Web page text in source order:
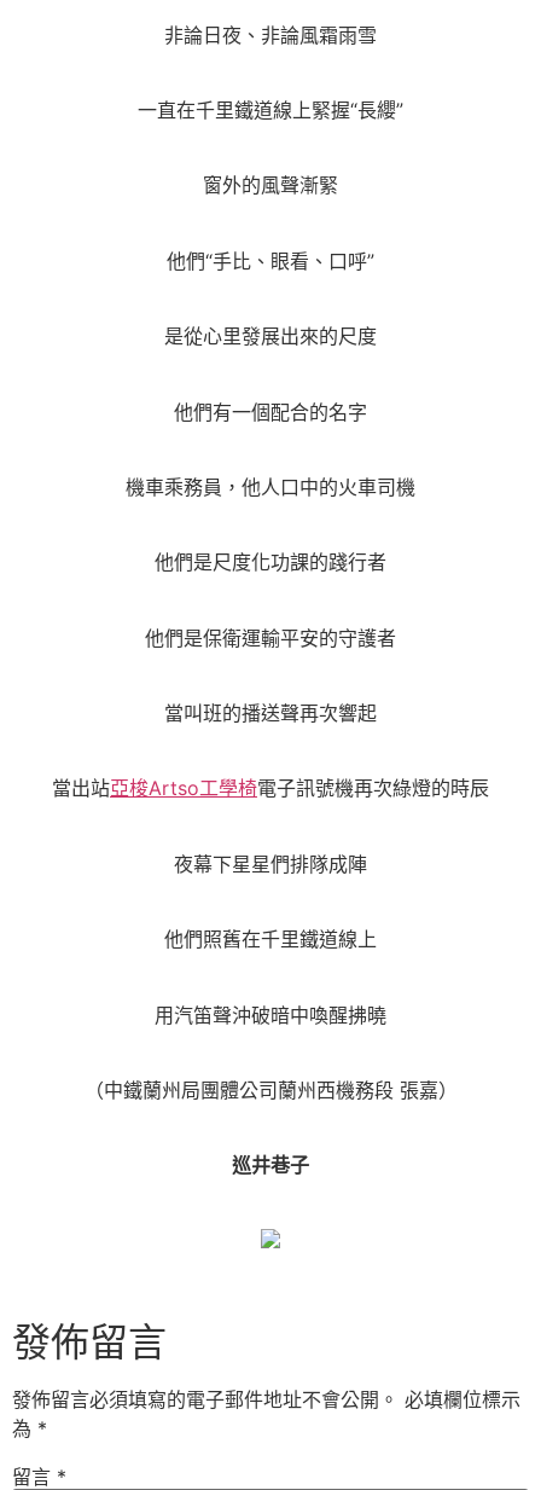
非論日夜、非論風霜雨雪
一直在千里鐵道線上緊握“長纓”
窗外的風聲漸緊
他們“手比、眼看、口呼”
是從心里發展出來的尺度
他們有一個配合的名字
機車乘務員，他人口中的火車司機
他們是尺度化功課的踐行者
他們是保衛運輸平安的守護者
當叫班的播送聲再次響起
當出站亞梭Artso工學椅電子訊號機再次綠燈的時辰
夜幕下星星們排隊成陣
他們照舊在千里鐵道線上
用汽笛聲沖破暗中喚醒拂曉
（中鐵蘭州局團體公司蘭州西機務段 張嘉）
巡井巷子
發佈留言
發佈留言必須填寫的電子郵件地址不會公開。 必填欄位標示
為 *
留言 *